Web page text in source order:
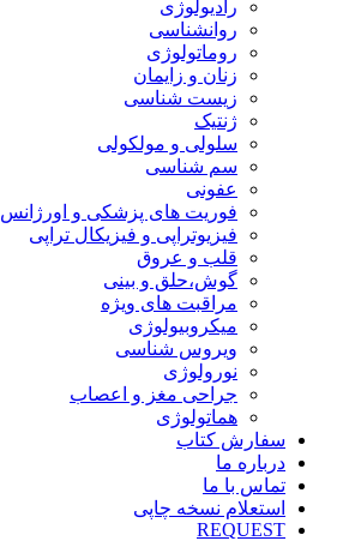
رادیولوژی
روانشناسی
روماتولوژی
زنان و زایمان
زیست شناسی
ژنتیک
سلولی و مولکولی
سم شناسی
عفونی
فوریت های پزشکی و اورژانس
فیزیوتراپی و فیزیکال تراپی
قلب و عروق
گوش،حلق و بینی
مراقبت های ویژه
میکروبیولوژی
ویروس شناسی
نورولوژی
جراحی مغز و اعصاب
هماتولوژی
سفارش کتاب
درباره ما
تماس با ما
استعلام نسخه چاپی
REQUEST